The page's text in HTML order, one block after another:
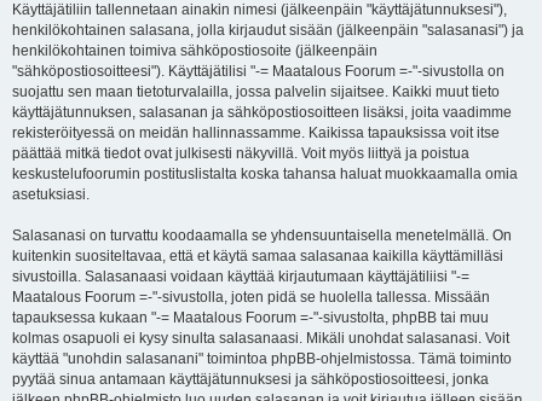
Käyttäjätiliin tallennetaan ainakin nimesi (jälkeenpäin "käyttäjätunnuksesi"),
henkilökohtainen salasana, jolla kirjaudut sisään (jälkeenpäin "salasanasi") ja
henkilökohtainen toimiva sähköpostiosoite (jälkeenpäin
"sähköpostiosoitteesi"). Käyttäjätilisi "-= Maatalous Foorum =-"-sivustolla on
suojattu sen maan tietoturvalailla, jossa palvelin sijaitsee. Kaikki muut tieto
käyttäjätunnuksen, salasanan ja sähköpostiosoitteen lisäksi, joita vaadimme
rekisteröityessä on meidän hallinnassamme. Kaikissa tapauksissa voit itse
päättää mitkä tiedot ovat julkisesti näkyvillä. Voit myös liittyä ja poistua
keskustelufoorumin postituslistalta koska tahansa haluat muokkaamalla omia
asetuksiasi.
Salasanasi on turvattu koodaamalla se yhdensuuntaisella menetelmällä. On
kuitenkin suositeltavaa, että et käytä samaa salasanaa kaikilla käyttämilläsi
sivustoilla. Salasanaasi voidaan käyttää kirjautumaan käyttäjätiliisi "-=
Maatalous Foorum =-"-sivustolla, joten pidä se huolella tallessa. Missään
tapauksessa kukaan "-= Maatalous Foorum =-"-sivustolta, phpBB tai muu
kolmas osapuoli ei kysy sinulta salasanaasi. Mikäli unohdat salasanasi. Voit
käyttää "unohdin salasanani" toimintoa phpBB-ohjelmistossa. Tämä toiminto
pyytää sinua antamaan käyttäjätunnuksesi ja sähköpostiosoitteesi, jonka